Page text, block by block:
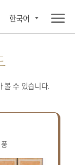
한국어
볼 수 있습니다.